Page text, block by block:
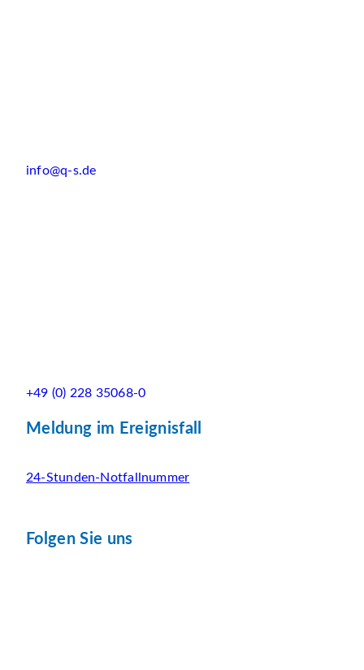
info@q-s.de
+49 (0) 228 35068-0
Meldung im Ereignisfall
24-Stunden-Notfallnummer
Folgen Sie uns